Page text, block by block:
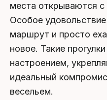
места открываются
Особое
маршрут и просто
новое. Такие
настроением,
идеальный
весельем.